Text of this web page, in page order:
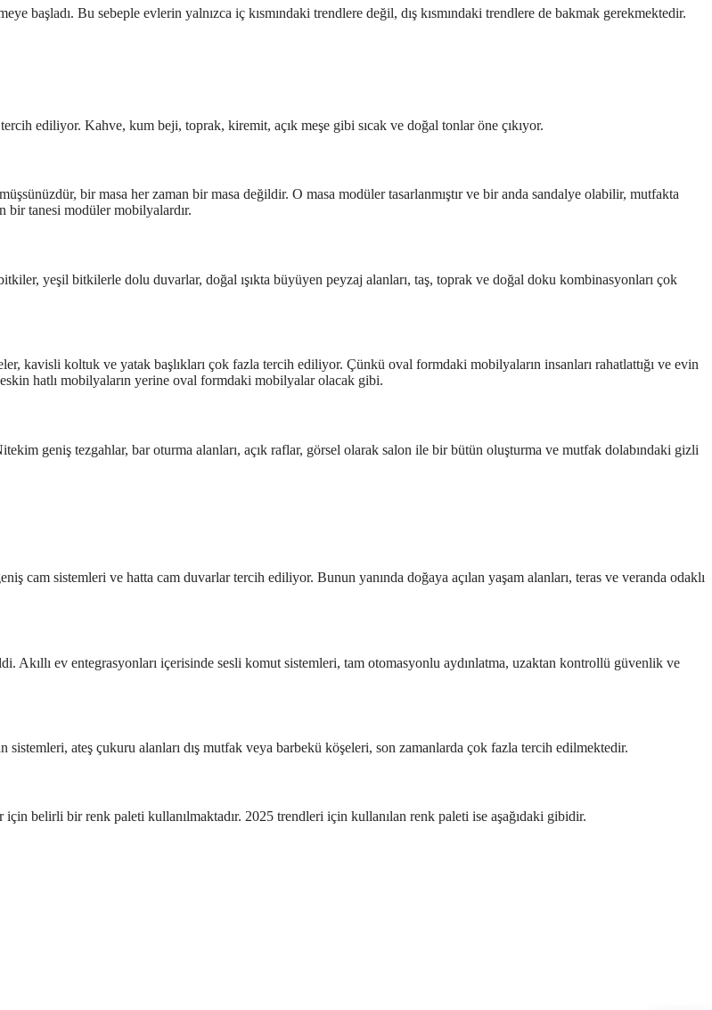
başladı. Bu sebeple evlerin yalnızca iç kısmındaki trendlere değil, dış kısmındaki trendlere de bakmak gerekmektedir.
ediliyor. Kahve, kum beji, toprak, kiremit, açık meşe gibi sıcak ve doğal tonlar öne çıkıyor.
bir masa her zaman bir masa değildir. O masa modüler tasarlanmıştır ve bir anda sandalye olabilir, mutfakta
bir tanesi modüler mobilyalardır.
yeşil bitkilerle dolu duvarlar, doğal ışıkta büyüyen peyzaj alanları, taş, toprak ve doğal doku kombinasyonları çok
kavisli koltuk ve yatak başlıkları çok fazla tercih ediliyor. Çünkü oval formdaki mobilyaların insanları rahatlattığı ve evin
hatlı mobilyaların yerine oval formdaki mobilyalar olacak gibi.
geniş tezgahlar, bar oturma alanları, açık raflar, görsel olarak salon ile bir bütün oluşturma ve mutfak dolabındaki gizli
cam sistemleri ve hatta cam duvarlar tercih ediliyor. Bunun yanında doğaya açılan yaşam alanları, teras ve veranda odaklı
Akıllı ev entegrasyonları içerisinde sesli komut sistemleri, tam otomasyonlu aydınlatma, uzaktan kontrollü güvenlik ve
ateş çukuru alanları dış mutfak veya barbekü köşeleri, son zamanlarda çok fazla tercih edilmektedir.
için belirli bir renk paleti kullanılmaktadır. 2025 trendleri için kullanılan renk paleti ise aşağıdaki gibidir.